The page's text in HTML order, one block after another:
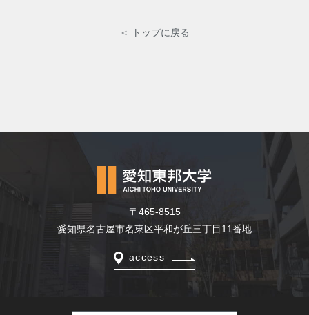
＜ トップに戻る
〒465-8515
愛知県名古屋市名東区平和が丘三丁目11番地
access